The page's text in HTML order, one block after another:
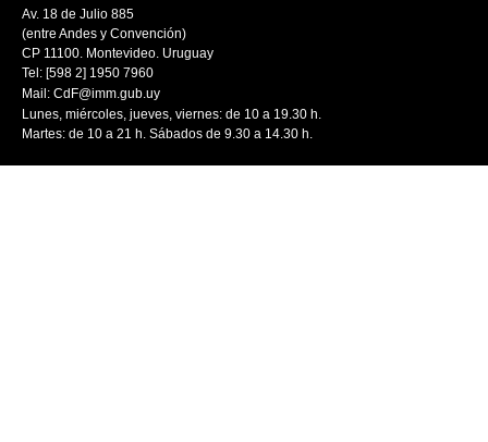
Av. 18 de Julio 885
(entre Andes y Convención)
CP 11100. Montevideo. Uruguay
Tel: [598 2] 1950 7960
Mail: CdF@imm.gub.uy
Lunes, miércoles, jueves, viernes: de 10 a 19.30 h.
Martes: de 10 a 21 h. Sábados de 9.30 a 14.30 h.